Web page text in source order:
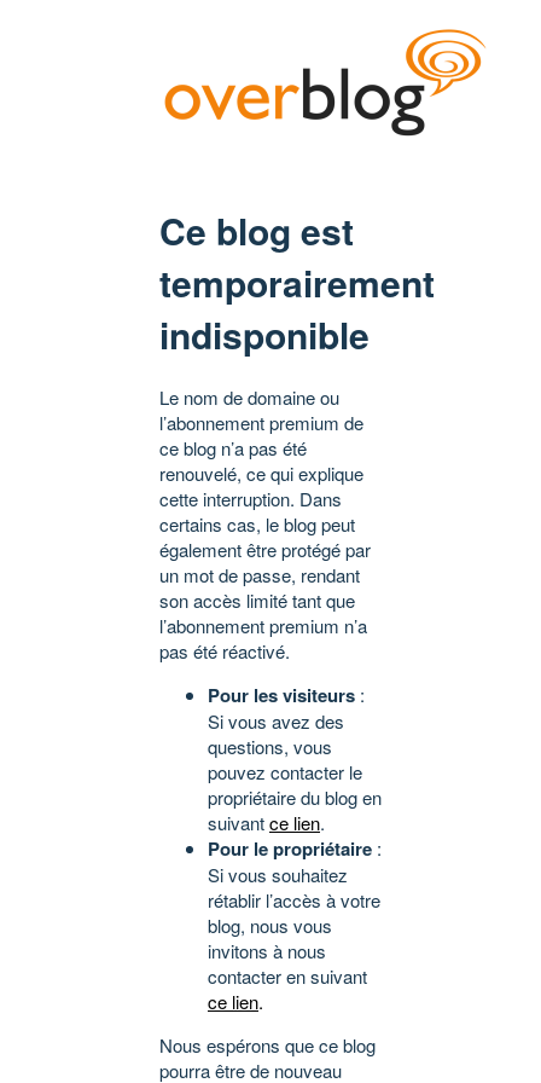
Ce blog est
temporairement
indisponible
Le nom de domaine ou
l’abonnement premium de
ce blog n’a pas été
renouvelé, ce qui explique
cette interruption. Dans
certains cas, le blog peut
également être protégé par
un mot de passe, rendant
son accès limité tant que
l’abonnement premium n’a
pas été réactivé.
Pour les visiteurs :
Si vous avez des
questions, vous
pouvez contacter le
propriétaire du blog en
suivantce lien.
Pour le propriétaire :
Si vous souhaitez
rétablir l’accès à votre
blog, nous vous
invitons à nous
contacter en suivant
ce lien.
Nous espérons que ce blog
pourra être de nouveau